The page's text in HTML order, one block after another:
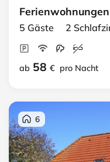
5 Gäste 2
ab 58 € pro Nacht
6